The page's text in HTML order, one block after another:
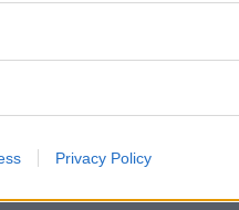
Privacy Policy
των δυνάμεων στη
και ένα